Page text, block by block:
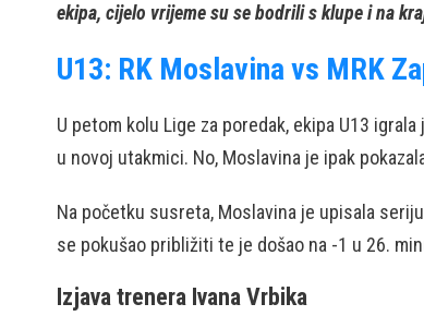
ekipa, cijelo vrijeme su se bodrili s klupe i na
U13: RK Moslavina vs MRK
U petom kolu Lige za poredak, ekipa U13
u novoj utakmici. No, Moslavina je ipak
Na početku susreta, Moslavina je upisala
se pokušao približiti te je došao na -1 u 26.
Izjava trenera Ivana Vrbika